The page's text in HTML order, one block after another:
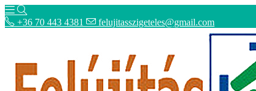
+36 70 443 4381 felujitasszigeteles@gmail.com